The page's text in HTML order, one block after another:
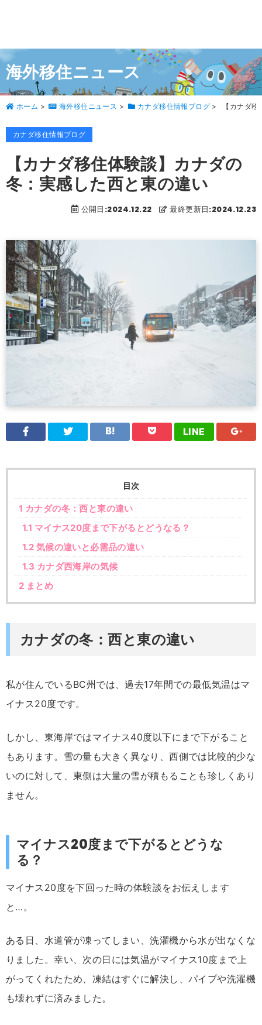
海外移住ニュース
ホーム > 海外移住ニュース > カナダ移住情報ブログ > 【カナダ
カナダ移住情報ブログ
【カナダ移住体験談】カナダの
冬：実感した西と東の違い
公開日:2024.12.22 最終更新日:2024.12.23
LINE
目次
1 カナダの冬：西と東の違い
1.1 マイナス20度まで下がるとどうなる？
1.2 気候の違いと必需品の違い
1.3 カナダ西海岸の気候
2 まとめ
カナダの冬：西と東の違い
私が住んでいるBC州では、過去17年間での最低気温はマ
イナス20度です。
しかし、東海岸ではマイナス40度以下にまで下がること
もあります。雪の量も大きく異なり、西側では比較的少な
いのに対して、東側は大量の雪が積もることも珍しくあり
ません。
マイナス20度まで下がるとどうな
る？
マイナス20度を下回った時の体験談をお伝えします
と…。
ある日、水道管が凍ってしまい、洗濯機から水が出なくな
りました。幸い、次の日には気温がマイナス10度まで上
がってくれたため、凍結はすぐに解決し、パイプや洗濯機
も壊れずに済みました。